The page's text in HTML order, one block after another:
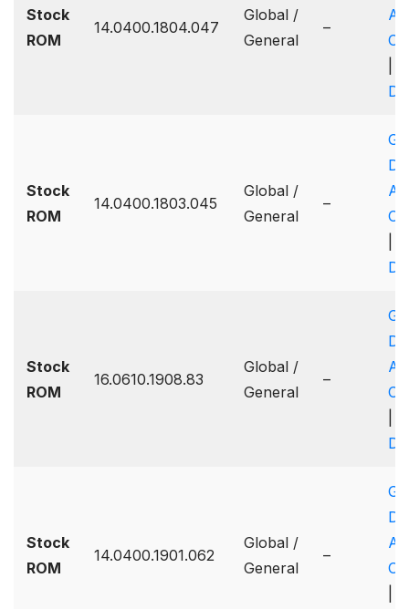
Stock
ROM
14.0400.1804.047
Global /
General
–
Stock
ROM
14.0400.1803.045
Global /
General
–
Stock
ROM
16.0610.1908.83
Global /
General
–
Stock
ROM
14.0400.1901.062
Global /
General
–